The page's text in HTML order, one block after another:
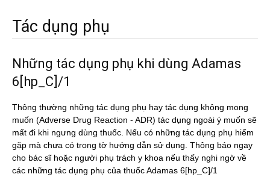
Tác dụng phụ
Những tác dụng phụ khi dùng Adamas
6[hp_C]/1
Thông thường những tác dụng phụ hay tác dụng không mong
muốn (Adverse Drug Reaction - ADR) tác dụng ngoài ý muốn sẽ
mất đi khi ngưng dùng thuốc. Nếu có những tác dụng phụ hiếm
gặp mà chưa có trong tờ hướng dẫn sử dụng. Thông báo ngay
cho bác sĩ hoặc người phụ trách y khoa nếu thấy nghi ngờ về
các những tác dụng phụ của thuốc Adamas 6[hp_C]/1